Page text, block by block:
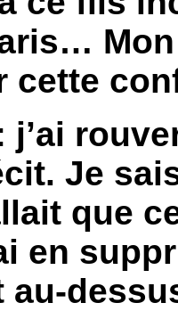
cette
j’ai
Je
que
en
au-